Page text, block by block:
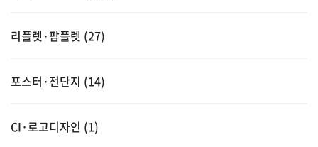
리플렛·팜플렛 (27)
포스터·전단지 (14)
CI·로고디자인 (1)